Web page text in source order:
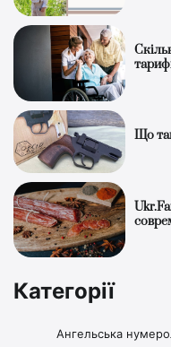
Що
Категорії
Ангельська